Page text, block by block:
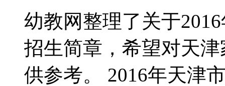
幼教网整理了关于
招生简章，希望对天
供参考。 2016年天津